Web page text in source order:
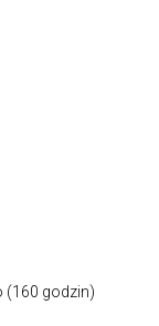
(160 godzin)